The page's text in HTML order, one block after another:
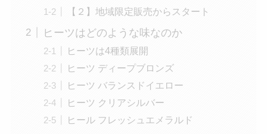
【２】地域限定販売からスタート
ヒーツはどのような味なのか
ヒーツは4種類展開
ヒーツ ディープブロンズ
ヒーツ バランスドイエロー
ヒーツ クリアシルバー
ヒール フレッシュエメラルド